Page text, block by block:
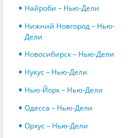
Найроби – Нью-Дели
Нижний Новгород – Нью-
Дели
Новосибирск – Нью-Дели
Нукус – Нью-Дели
Нью-Йорк – Нью-Дели
Одесса – Нью-Дели
Орхус – Нью-Дели